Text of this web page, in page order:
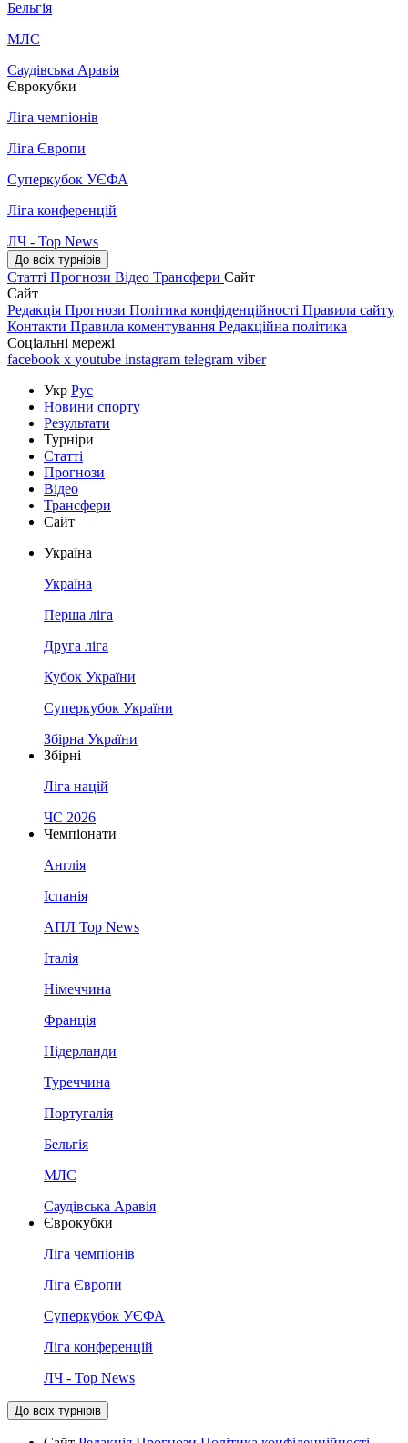
Бельгія
МЛС
Саудівська Аравія
Єврокубки
Ліга чемпіонів
Ліга Європи
Суперкубок УЄФА
Ліга конференцій
ЛЧ - Top News
До всіх турнірів
Статті Прогнози Відео Трансфери Сайт
Сайт
Редакція Прогнози Політика конфіденційності Правила сайту
Контакти Правила коментування Редакційна політика
Соціальні мережі
facebook x youtube instagram telegram viber
Укр Рус
Новини спорту
Результати
Турніри
Статті
Прогнози
Відео
Трансфери
Сайт
Україна
Україна
Перша ліга
Друга ліга
Кубок України
Суперкубок України
Збірна України
Збірні
Ліга націй
ЧС 2026
Чемпіонати
Англія
Іспанія
АПЛ Top News
Італія
Німеччина
Франція
Нідерланди
Туреччина
Португалія
Бельгія
МЛС
Саудівська Аравія
Єврокубки
Ліга чемпіонів
Ліга Європи
Суперкубок УЄФА
Ліга конференцій
ЛЧ - Top News
До всіх турнірів